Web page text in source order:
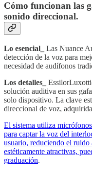
Cómo funcionan las
sonido direccional.
Lo esencial_ Las Nuance
detección de la voz para
necesidad de audífonos
Los detalles_
solución auditiva en sus
solo dispositivo. La clave
direccional de voz,
El sistema utiliza
para captar la voz del
usuario, reduciendo el ruido
estéticamente atractivas,
graduación.